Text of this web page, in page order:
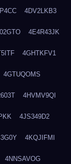
4DV2LKB3
4E4R43JK
4GHTKFV1
4GTUQOMS
4HVMV9QI
4JS349D2
4KQJIFMI
4NNSAVOG